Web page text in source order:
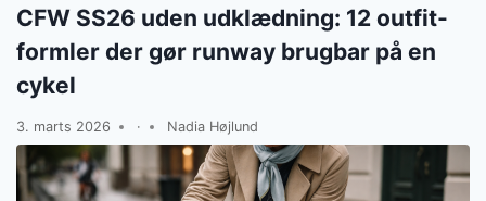
CFW SS26 uden udklædning: 12 outfit-
formler der gør runway brugbar på en
cykel
3. marts 2026 · Nadia Højlund